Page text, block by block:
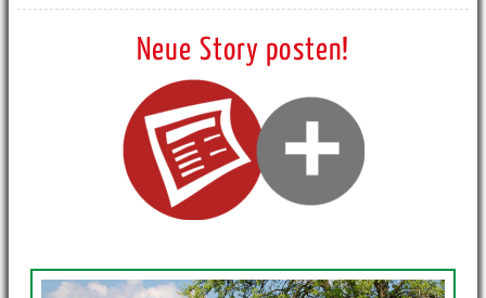
Neue Story posten!